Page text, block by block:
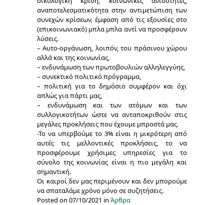
αναποτελεσματικότητα στην αντιμετώπιση των
συνεχών κρίσεων, έμφαση από τις εξουσίες στο
(επικοινωνιακό) μπλα μπλα αντί να προσφέρουν
λύσεις.
– Αυτο-οργάνωση, λοιπόν, του πράσινου χώρου
αλλά και της κοινωνίας,
– ενδυνάμωση των πρωτοβουλιών αλληλεγγύης,
– συνεκτικό πολιτικό πρόγραμμα,
– πολιτική για το δημόσιο συμφέρον και όχι
απλώς για πάρτι μας,
– ενδυνάμωση και των ατόμων και των
συλλογικοτήτων ώστε να ανταποκριθούν στις
μεγάλες προκλήσεις που έχουμε μπροστά μας.
-Το να υπερβούμε το 3% είναι η μικρότερη από
αυτές τις μελλοντικές προκλήσεις, το να
προσφέρουμε χρήσιμες υπηρεσίες για το
σύνολο της κοινωνίας είναι η πιο μεγάλη και
σημαντική.
Οι καιροί δεν μας περιμένουν και δεν μπορούμε
να σπαταλάμε χρόνο μόνο σε συζητήσεις.
Posted on 07/10/2021 in Άρθρα